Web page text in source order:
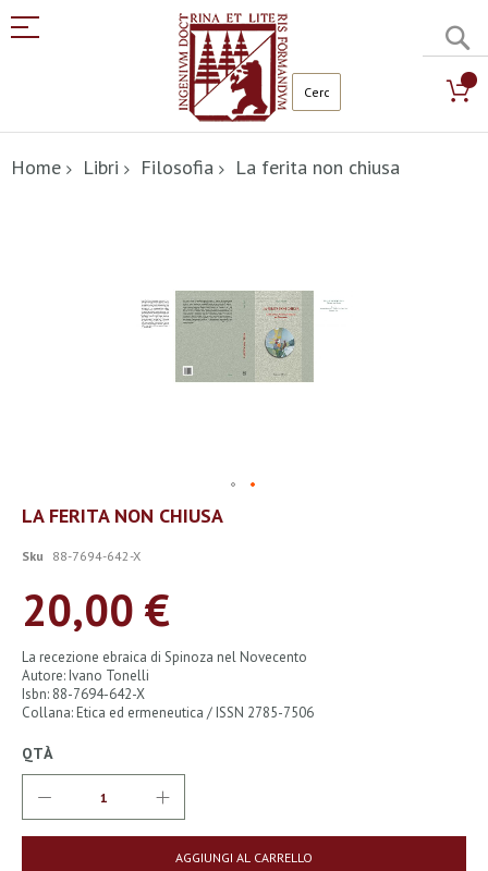
al
contenuto
Home Libri Filosofia La ferita non chiusa
Vai
all'inizio
galleria
immagini
LA FERITA NON CHIUSA
Sku 88-7694-642-X
20,00 €
La recezione ebraica di Spinoza nel Novecento
Autore: Ivano Tonelli
Isbn: 88-7694-642-X
Collana: Etica ed ermeneutica / ISSN 2785-7506
QTÀ
AGGIUNGI AL CARRELLO